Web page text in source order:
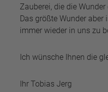
Zauberei, die die
Das größte Wunder aber
immer wieder in uns zu
Ich wünsche Ihnen die
Ihr Tobias Jerg